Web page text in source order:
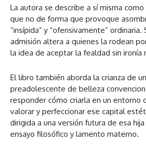
La autora se describe a sí misma como
que no de forma que provoque
“insípida” y “ofensivamente”
admisión altera a quienes la rodean
la idea de aceptar la fealdad sin ironía
El libro también aborda la crianza de
preadolescente de belleza
responder cómo criarla en un entorno
valorar y perfeccionar ese capital
dirigida a una versión futura de esa
ensayo filosófico y lamento materno.